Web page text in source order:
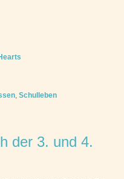
, Schulleben
der 3. und 4.